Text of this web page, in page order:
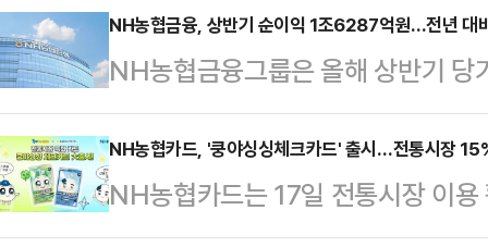
를 감수하고 가격을 동결해온 주요
본격화될 것으로 보인다.대통령실
뿐 아니…
율로 적절한 수준이라고 생각한다"
전 국회에서 열린 비상대책위회의
대 정의선 회장 등 민간 외교관들의
이 말했다.앞서 한미 양국은 이날
15%로 낮추고, 한국이 미국에
NH농협금융, 상반기 순이익 1조6287억원…전년
NH농협금융그룹은 올해 상반기
31일 공시했다. 이는 전년 동기 대
기 이자이익은 4조977억원으로
다. 반면, 비이자이익은 1조3296
NH농협카드, '쿵야싱싱체크카드' 출시…전통시장
NH농협카드는 17일 전통시장 이
장 특화카드인 '쿵야싱싱 체크카드'